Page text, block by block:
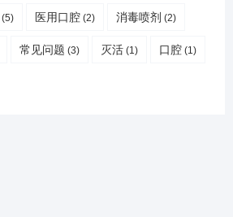
(5) 医用口腔 (2) 消毒喷剂 (2)
常见问题 (3) 灭活 (1) 口腔 (1)